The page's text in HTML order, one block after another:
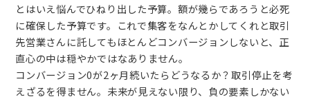
とはいえ悩んでひねり出した予算。額が幾らであろうと必死
に確保した予算です。これで集客をなんとかしてくれと取引
先営業さんに託してもほとんどコンバージョンしないと、正
直心の中は穏やかではなありません。
コンバージョン0が2ヶ月続いたらどうなるか？取引停止を考
えざるを得ません。未来が見えない限り、負の要素しかない